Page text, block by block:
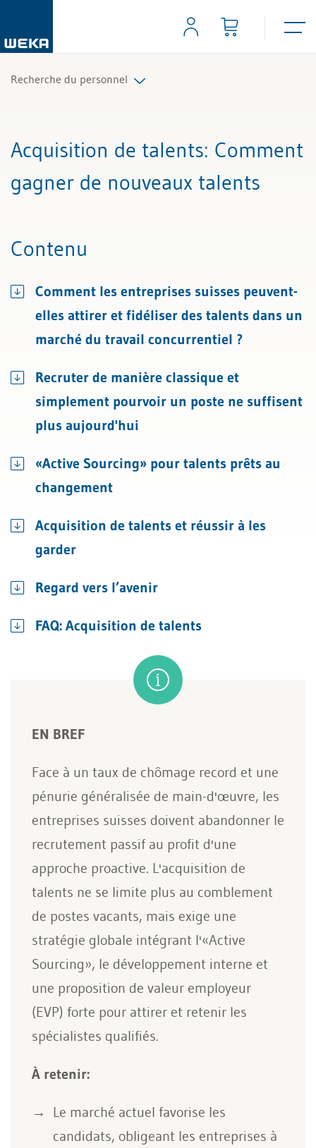
Recherche du personnel
Acquisition de talents: Comment
gagner de nouveaux talents
Contenu
Comment les entreprises suisses peuvent-
elles attirer et fidéliser des talents dans un
marché du travail concurrentiel ?
Recruter de manière classique et
simplement pourvoir un poste ne suffisent
plus aujourd'hui
«Active Sourcing» pour talents prêts au
changement
Acquisition de talents et réussir à les
garder
Regard vers l’avenir
FAQ: Acquisition de talents
EN BREF
Face à un taux de chômage record et une
pénurie généralisée de main-d'œuvre, les
entreprises suisses doivent abandonner le
recrutement passif au profit d'une
approche proactive. L'acquisition de
talents ne se limite plus au comblement
de postes vacants, mais exige une
stratégie globale intégrant l'«Active
Sourcing», le développement interne et
une proposition de valeur employeur
(EVP) forte pour attirer et retenir les
spécialistes qualifiés.
À retenir:
Le marché actuel favorise les
candidats, obligeant les entreprises à